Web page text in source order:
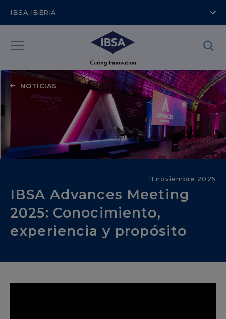
IBSA IBERIA
NOTICIAS
11 noviembre 2025
IBSA Advances Meeting
2025: Conocimiento,
experiencia y propósito